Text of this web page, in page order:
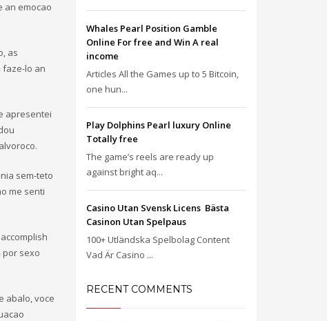
an emocao
as
faze-lo an
apresentei
sem-teto
me senti
por sexo
abalo, voce
Whales Pearl Position Gamble
Online For free and Win A real
income
Articles All the Games up to 5 Bitcoin,
one hun...
Play Dolphins Pearl luxury Online
Totally free
The game’s reels are ready up
against bright aq...
Casino Utan Svensk Licens ️ Bästa
Casinon Utan Spelpaus
100+ Utländska Spelbolag Content
Vad Är Casino ...
RECENT COMMENTS